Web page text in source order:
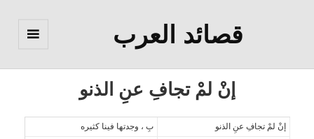
قصائد العرب
إنْ لمْ تجافِ عنِ الذنو
إنْ لمْ تجافِ عنِ الذنو
بِ ، وجدتها فينا كثيره